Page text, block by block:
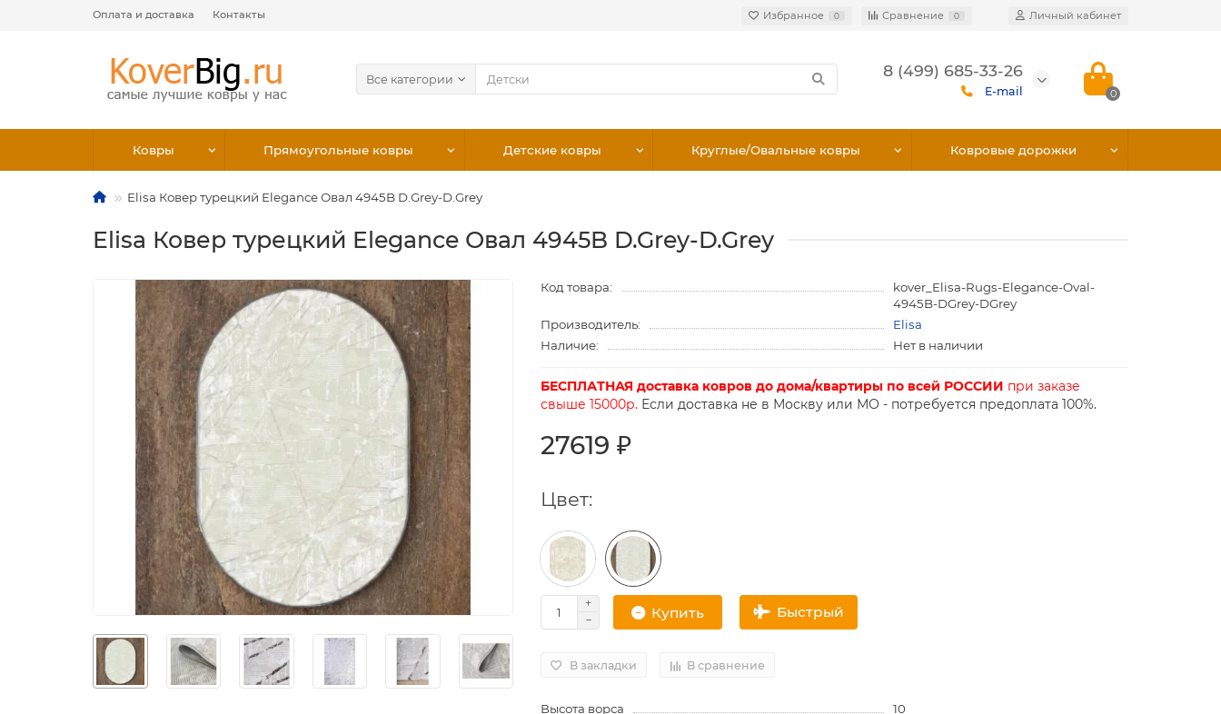
Оплата и доставка Контакты Избранное 0 Сравнение 0 Личный кабинет
Все категории 8 (499) 685-33-26
E-mail 0
Ковры Прямоугольные ковры Детские ковры Круглые/Овальные ковры Ковровые дорожки
Elisa Ковер турецкий Elegance Овал 4945B D.Grey-D.Grey
Elisa Ковер турецкий Elegance Овал 4945B D.Grey-D.Grey
Код товара:
kover_Elisa-Rugs-Elegance-Oval-
4945B-DGrey-DGrey
Производитель:
Elisa
Наличие:
Нет в наличии
БЕСПЛАТНАЯ доставка ковров до дома/квартиры по всей РОССИИ при заказе
свыше 15000р. Если доставка не в Москву или МО - потребуется предоплата 100%.
27619 ₽
Цвет:
Купить Быстрый
В закладки В сравнение
Высота ворса
10